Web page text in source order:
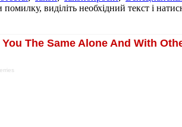
виділіть необхідний текст і